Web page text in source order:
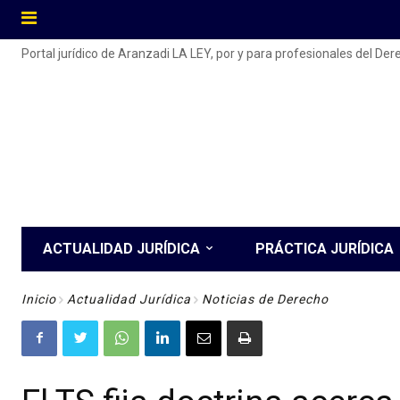
Portal jurídico de Aranzadi LA LEY, por y para profesionales del
ACTUALIDAD JURÍDICA PRÁCTICA JURÍDICA
Inicio Actualidad Jurídica Noticias de Derecho